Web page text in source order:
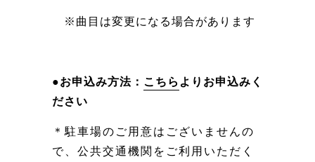
※曲目は変更になる場合があります
●お申込み方法： こちら よりお申込みく
ださい
＊駐車場のご用意はございませんの
で、公共交通機関をご利用いただく